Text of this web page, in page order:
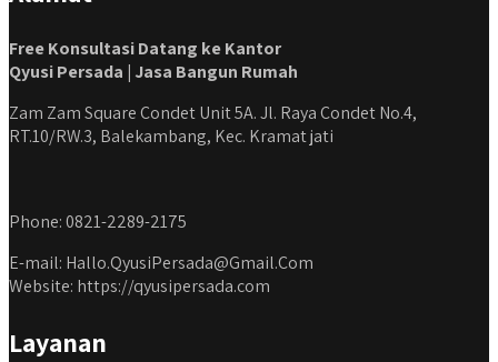
Free Konsultasi Datang ke Kantor
Qyusi Persada | Jasa Bangun Rumah
Zam Zam Square Condet Unit 5A. Jl. Raya Condet No.4,
RT.10/RW.3, Balekambang, Kec. Kramat jati
Phone: 0821-2289-2175
E-mail: Hallo.QyusiPersada@Gmail.Com
Website: https://qyusipersada.com
Layanan